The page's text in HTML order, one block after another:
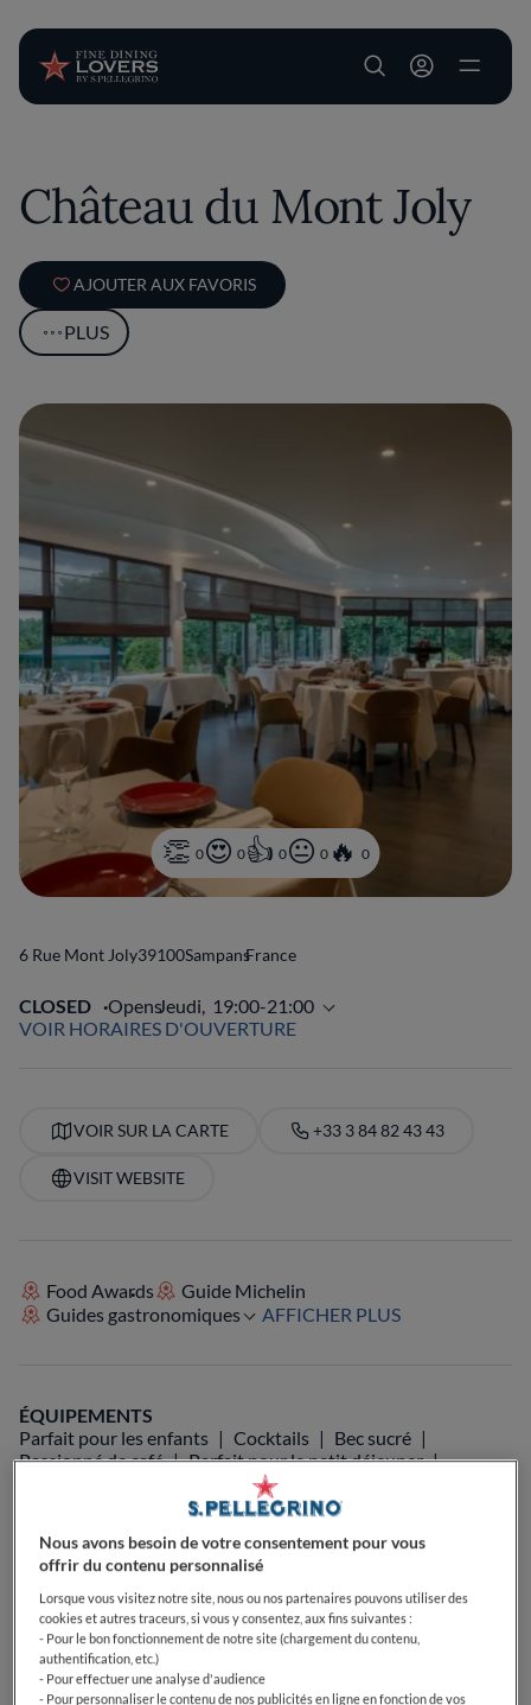
User account
Château du Mont Joly
AJOUTER AUX FAVORIS
PLUS
0 0 0 0 0
6 Rue Mont Joly39100SampansFrance
CLOSED OpensJeudi, 19:00-21:00
VOIR HORAIRES D'OUVERTURE
VOIR SUR LA CARTE +33 3 84 82 43 43
VISIT WEBSITE
Food Awards
Guide Michelin
Guides gastronomiques
AFFICHER PLUS
ÉQUIPEMENTS
Parfait pour les enfants
Cocktails
Bec sucré
Passionné de café
Parfait pour le petit déjeuner
Parfait pour le dîner
Passionné de vin
Musique Live
Parfait pour familles avec enfants
Parfait pour les groupes
Nous avons besoin de votre consentement pour vous
offrir du contenu personnalisé
Lorsque vous visitez notre site, nous ou nos partenaires pouvons utiliser des
cookies et autres traceurs, si vous y consentez, aux fins suivantes :
- Pour le bon fonctionnement de notre site (chargement du contenu,
authentification, etc.)
- Pour effectuer une analyse d'audience
- Pour personnaliser le contenu de nos publicités en ligne en fonction de vos